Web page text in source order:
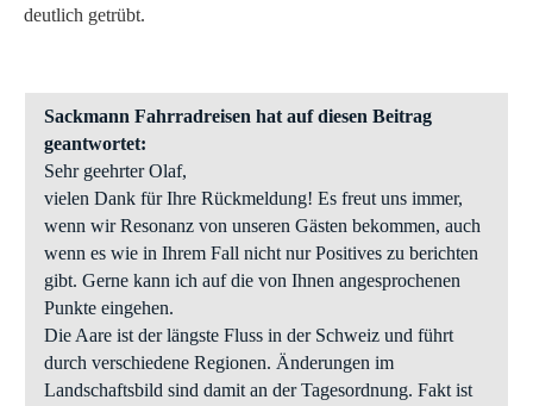
deutlich getrübt.
Sackmann Fahrradreisen hat auf diesen Beitrag
geantwortet:
Sehr geehrter Olaf,
vielen Dank für Ihre Rückmeldung! Es freut uns immer,
wenn wir Resonanz von unseren Gästen bekommen, auch
wenn es wie in Ihrem Fall nicht nur Positives zu berichten
gibt. Gerne kann ich auf die von Ihnen angesprochenen
Punkte eingehen.
Die Aare ist der längste Fluss in der Schweiz und führt
durch verschiedene Regionen. Änderungen im
Landschaftsbild sind damit an der Tagesordnung. Fakt ist